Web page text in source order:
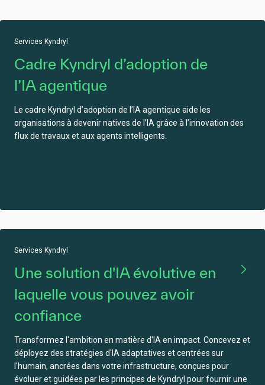
Services Kyndryl
Cadre Kyndryl d’adoption de
l’IA agentique
Le cadre Kyndryl d’adoption de l’IA agentique aide les
organisations à devenir natives de l’IA grâce à l’innovation des
flux de travaux et aux agents intelligents.
Services Kyndryl
Une solution d'IA évolutive en
laquelle vous pouvez avoir
confiance
Transformez l'ambition en matière d'IA en impact. Concevez et
déployez des stratégies d'IA adaptatives et centrées sur
l'humain, ancrées dans votre infrastructure, conçues pour
évoluer et guidées par les principes de Kyndryl pour fournir une